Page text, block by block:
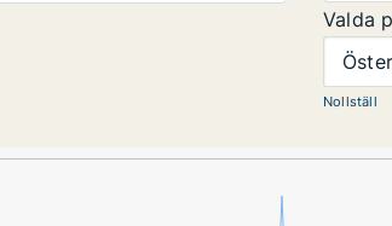
Valda
Nollställ